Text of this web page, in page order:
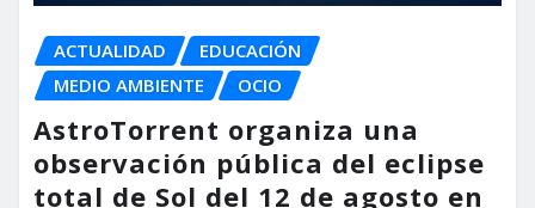
ACTUALIDAD
EDUCACIÓN
MEDIO AMBIENTE
OCIO
AstroTorrent organiza una
observación pública del eclipse
total de Sol del 12 de agosto en